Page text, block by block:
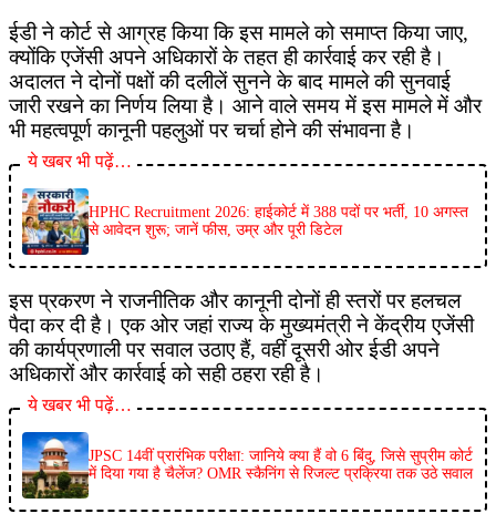
ईडी ने कोर्ट से आग्रह किया कि इस मामले को समाप्त किया जाए,
क्योंकि एजेंसी अपने अधिकारों के तहत ही कार्रवाई कर रही है।
अदालत ने दोनों पक्षों की दलीलें सुनने के बाद मामले की सुनवाई
जारी रखने का निर्णय लिया है। आने वाले समय में इस मामले में और
भी महत्वपूर्ण कानूनी पहलुओं पर चर्चा होने की संभावना है।
ये खबर भी पढ़ें…
HPHC Recruitment 2026: हाईकोर्ट में 388 पदों पर भर्ती, 10 अगस्त
से आवेदन शुरू; जानें फीस, उम्र और पूरी डिटेल
इस प्रकरण ने राजनीतिक और कानूनी दोनों ही स्तरों पर हलचल
पैदा कर दी है। एक ओर जहां राज्य के मुख्यमंत्री ने केंद्रीय एजेंसी
की कार्यप्रणाली पर सवाल उठाए हैं, वहीं दूसरी ओर ईडी अपने
अधिकारों और कार्रवाई को सही ठहरा रही है।
ये खबर भी पढ़ें…
JPSC 14वीं प्रारंभिक परीक्षा: जानिये क्या हैं वो 6 बिंदु, जिसे सुप्रीम कोर्ट
में दिया गया है चैलेंज? OMR स्कैनिंग से रिजल्ट प्रक्रिया तक उठे सवाल